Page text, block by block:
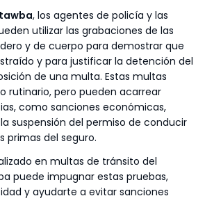
, los agentes de policía y las
utilizar las grabaciones de las
y de cuerpo para demostrar que
y para justificar la detención del
de una multa. Estas multas
rutinario, pero pueden acarrear
como sanciones económicas,
suspensión del permiso de conducir
primas del seguro.
en multas de tránsito del
puede impugnar estas pruebas,
y ayudarte a evitar sanciones